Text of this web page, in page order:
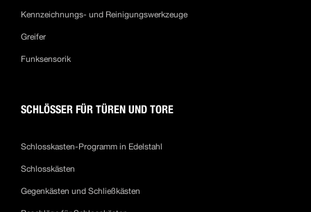
Kennzeichnungs- und Reinigungswerkzeuge
Greifer
Funksensorik
SCHLÖSSER FÜR TÜREN UND TORE
Schlosskasten-Programm in Edelstahl
Schlosskästen
Gegenkästen und Schließkästen